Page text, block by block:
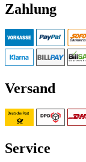
Zahlung
Versand
Service